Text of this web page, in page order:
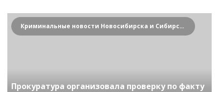
Криминальные новости Новосибирска и Сибирского региона
Прокуратура организовала проверку по факту